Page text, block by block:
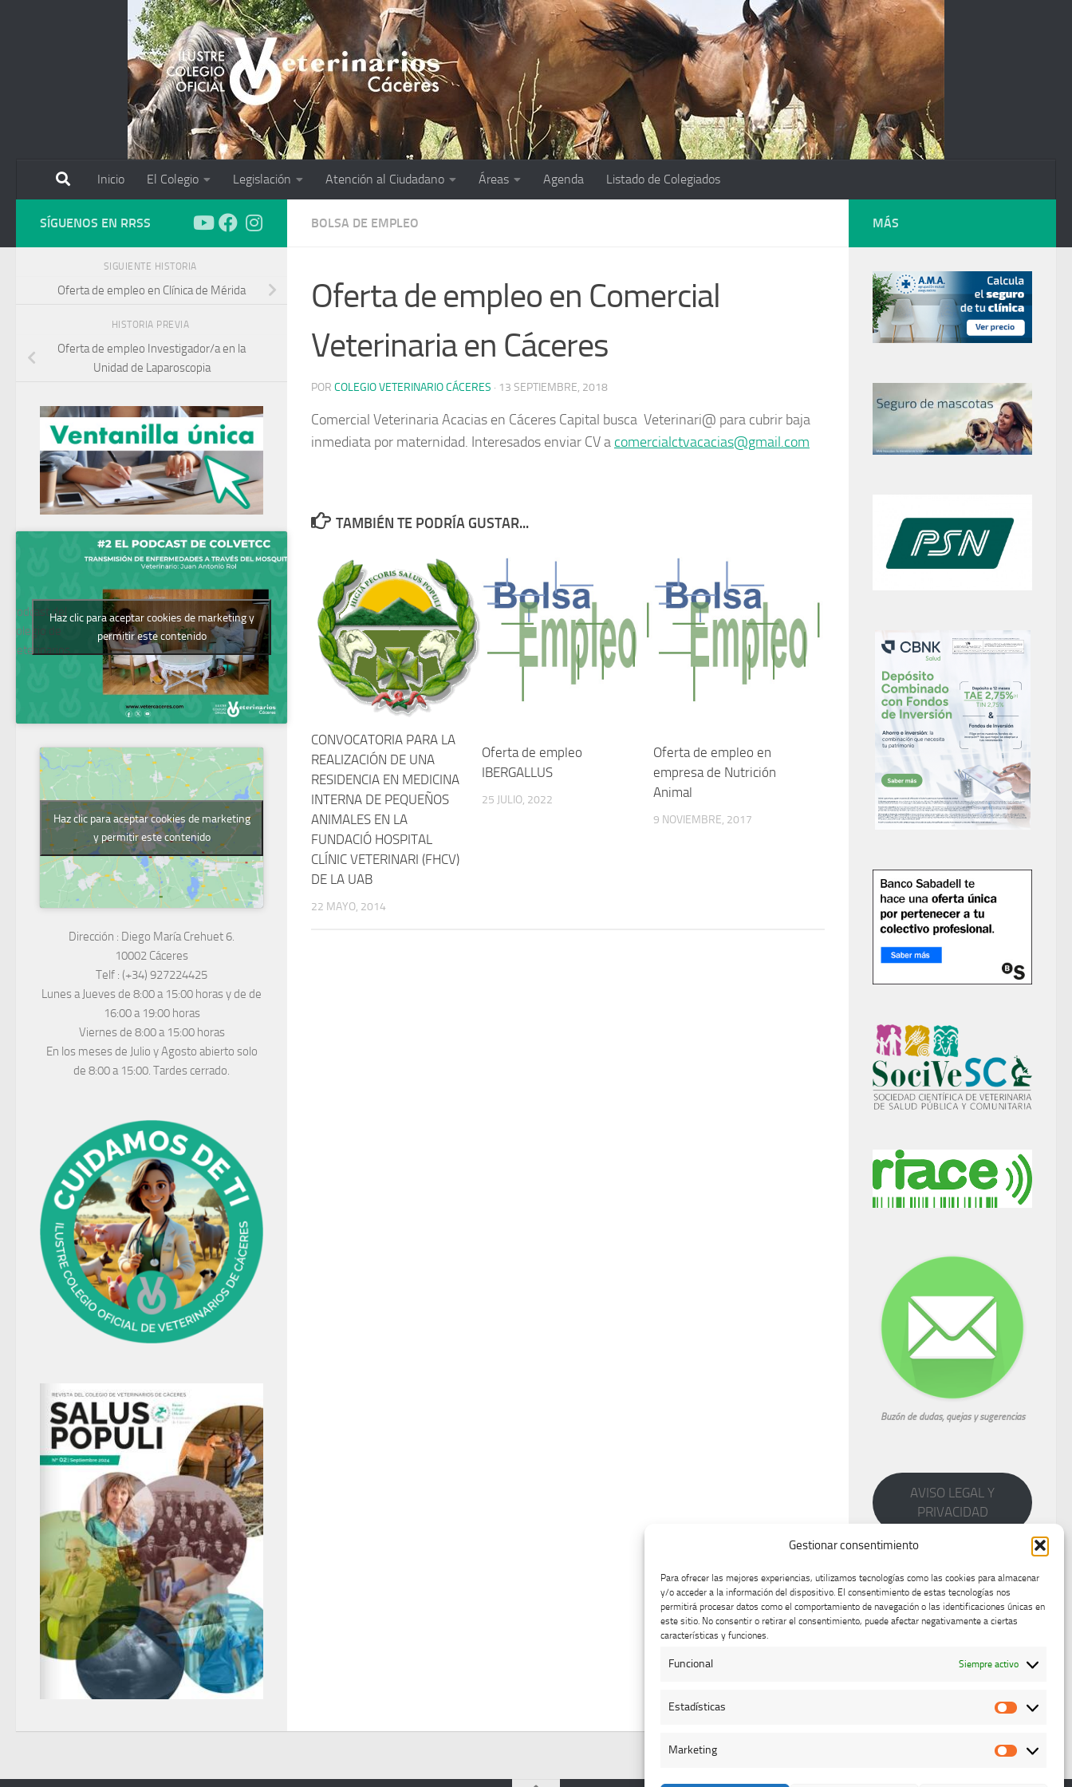
Gestionar consentimiento
Para ofrecer las mejores experiencias, utilizamos tecnologías como las cookies para almacenar
y/o acceder a la información del dispositivo. El consentimiento de estas tecnologías nos
permitirá procesar datos como el comportamiento de navegación o las identificaciones únicas en
este sitio. No consentir o retirar el consentimiento, puede afectar negativamente a ciertas
características y funciones.
Funcional Siempre activo
Estadísticas
Marketing
Marketing
Inicio El Colegio Legislación Atención al Ciudadano Áreas Agenda Listado de Colegiados
BOLSA DE EMPLEO
Oferta de empleo en Comercial
Veterinaria en Cáceres
POR COLEGIO VETERINARIO CÁCERES · 13 SEPTIEMBRE, 2018
Comercial Veterinaria Acacias en Cáceres Capital busca Veterinari@ para cubrir baja
inmediata por maternidad. Interesados enviar CV a comercialctvacacias@gmail.com
TAMBIÉN TE PODRÍA GUSTAR...
CONVOCATORIA PARA LA
REALIZACIÓN DE UNA
RESIDENCIA EN MEDICINA
INTERNA DE PEQUEÑOS
ANIMALES EN LA
FUNDACIÓ HOSPITAL
CLÍNIC VETERINARI (FHCV)
DE LA UAB
22 MAYO, 2014
Oferta de empleo
IBERGALLUS
25 JULIO, 2022
Oferta de empleo en
empresa de Nutrición
Animal
9 NOVIEMBRE, 2017
SÍGUENOS EN RRSS
SIGUIENTE HISTORIA
Oferta de empleo en Clínica de Mérida
HISTORIA PREVIA
Oferta de empleo Investigador/a en la
Unidad de Laparoscopia
Podcast del
Colegio de
Veterinarios
Haz clic para aceptar cookies de marketing y
permitir este contenido
Haz clic para aceptar cookies de marketing
y permitir este contenido
Dirección : Diego María Crehuet 6.
10002 Cáceres
Telf : (+34) 927224425
Lunes a Jueves de 8:00 a 15:00 horas y de de
16:00 a 19:00 horas
Viernes de 8:00 a 15:00 horas
En los meses de Julio y Agosto abierto solo
de 8:00 a 15:00. Tardes cerrado.
MÁS
Buzón de dudas, quejas y sugerencias
AVISO LEGAL Y
PRIVACIDAD